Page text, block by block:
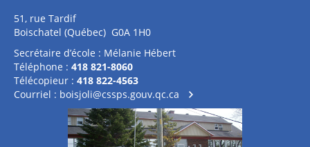
51, rue Tardif
Boischatel (Québec) G0A 1H0
Secrétaire d’école : Mélanie Hébert
Téléphone : 418 821-8060
Télécopieur : 418 822-4563
Courriel : boisjoli@cssps.gouv.qc.ca